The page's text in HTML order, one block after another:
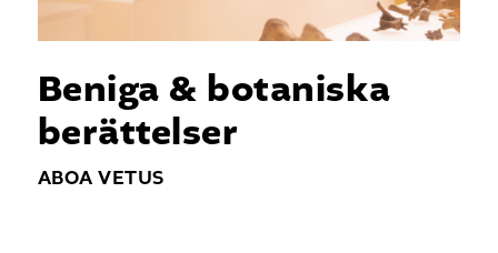
Beniga & botaniska
berättelser
ABOA VETUS